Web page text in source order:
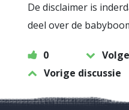
De disclaimer is
deel over de
0
Vorige discussie